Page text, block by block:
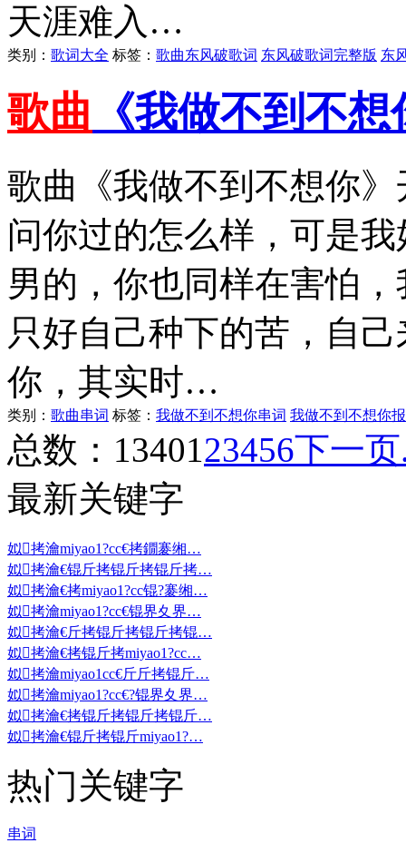
天涯难入…
类别： 歌词大全 标签： 歌曲东风破歌词 东风破歌词完整版 东
歌曲 《我做不到不
歌曲《我做不到不想你
问你过的怎么样，可是
男的，你也同样在害怕
只好自己种下的苦，自
你，其实时…
类别： 歌曲串词 标签： 我做不到不想你串词 我做不到不想你
总数：13401 23456下一页
最新关键字
姒拷瀹miyao1?cc€拷鐗褰缃…
姒拷瀹€锟斤拷锟斤拷锟斤拷…
姒拷瀹€拷miyao1?cc锟?褰缃…
姒拷瀹miyao1?cc€锟界夊界…
姒拷瀹€斤拷锟斤拷锟斤拷锟…
姒拷瀹€拷锟斤拷miyao1?cc…
姒拷瀹miyao1cc€斤斤拷锟斤…
姒拷瀹miyao1?cc€?锟界夊界…
姒拷瀹€拷锟斤拷锟斤拷锟斤…
姒拷瀹€锟斤拷锟斤miyao1?…
热门关键字
串词